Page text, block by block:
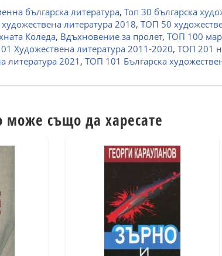
българска литература, Топ 30 българска
литература 2018, ТОП 50
Коледа, Вдъхновение за пролет, ТОП 100
Художествена литература 2011-2020, ТОП 201
литература 2021 , ТОП 101 Българска
може също да харесате